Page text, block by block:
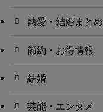
熱愛・結婚まとめ
節約・お得情報
結婚
芸能・エンタメ